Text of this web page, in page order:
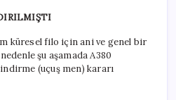
küresel filo için ani ve genel bir
şu aşamada A380
(uçuş men) kararı